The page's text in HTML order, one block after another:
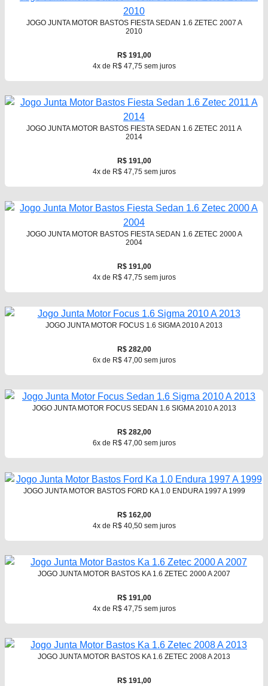
JOGO JUNTA MOTOR BASTOS FIESTA SEDAN 1.6 ZETEC 2007 A
2010
R$ 191,00
4x de R$ 47,75 sem juros
JOGO JUNTA MOTOR BASTOS FIESTA SEDAN 1.6 ZETEC 2011 A
2014
R$ 191,00
4x de R$ 47,75 sem juros
JOGO JUNTA MOTOR BASTOS FIESTA SEDAN 1.6 ZETEC 2000 A
2004
R$ 191,00
4x de R$ 47,75 sem juros
JOGO JUNTA MOTOR FOCUS 1.6 SIGMA 2010 A 2013
R$ 282,00
6x de R$ 47,00 sem juros
JOGO JUNTA MOTOR FOCUS SEDAN 1.6 SIGMA 2010 A 2013
R$ 282,00
6x de R$ 47,00 sem juros
JOGO JUNTA MOTOR BASTOS FORD KA 1.0 ENDURA 1997 A 1999
R$ 162,00
4x de R$ 40,50 sem juros
JOGO JUNTA MOTOR BASTOS KA 1.6 ZETEC 2000 A 2007
R$ 191,00
4x de R$ 47,75 sem juros
JOGO JUNTA MOTOR BASTOS KA 1.6 ZETEC 2008 A 2013
R$ 191,00